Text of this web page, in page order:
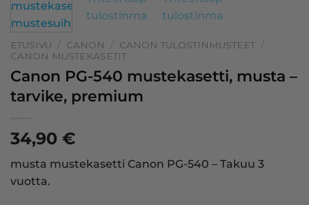
ETUSIVU / CANON / CANON TULOSTINMUSTEET /
CANON MUSTEKASETIT
Canon PG-540 mustekasetti, musta –
tarvike, premium
34,90 €
musta mustekasetti Canon PG-540 – Takuu 3
vuotta.